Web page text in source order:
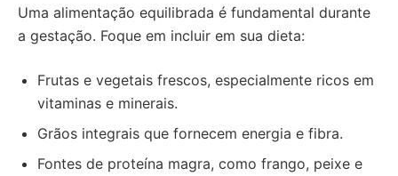
Uma alimentação equilibrada é fundamental durante
a gestação. Foque em incluir em sua dieta:
Frutas e vegetais frescos, especialmente ricos em
vitaminas e minerais.
Grãos integrais que fornecem energia e fibra.
Fontes de proteína magra, como frango, peixe e